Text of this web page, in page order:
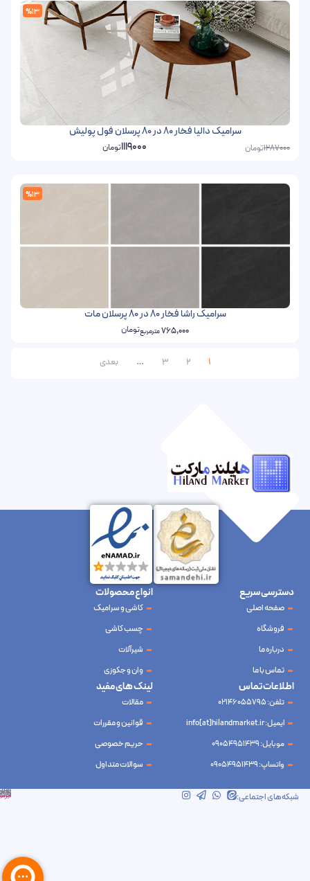
%13
سرامیک دالیا فخار 80 در 80 پرسلان فول پولیش
1287000تومان 1119000تومان
%13
سرامیک راشا فخار 80 در 80 پرسلان مات
765,000مترمربعتومان
بعدی
شبکه‌های اجتماعی: شرکت آینده نوین سام آسیا – طراحی و سئو
ابرسرور
دسترسی سریع
صفحه اصلی
فروشگاه
درباره ما
تماس با ما
انواع محصولات
کاشی و سرامیک
چسب کاشی
شیرآلات
وان و جکوزی
لینک های مفید
مقالات
قوانین و مقررات
حریم خصوصی
سوالات متداول
اطلاعات تماس
تلفن: 02146055795
ایمیل: info[at]hilandmarket.ir
موبایل: 09054951439
واتساپ: 09054951439